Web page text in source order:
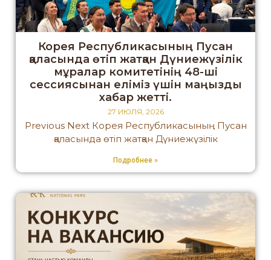
Корея Республикасының Пусан
қаласында өтіп жатқан Дүниежүзілік
мұралар комитетінің 48-ші
сессиясынан еліміз үшін маңызды
хабар жетті.
27 ИЮЛЯ, 2026
Previous Next Корея Республикасының Пусан
қаласында өтіп жатқан Дүниежүзілік
Подробнее »